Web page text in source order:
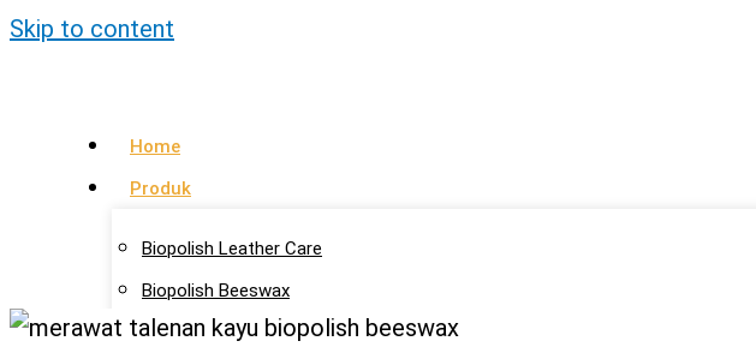
Skip to content
Home
Produk
Biopolish Leather Care
Biopolish Beeswax
Biopolish Natural Oil